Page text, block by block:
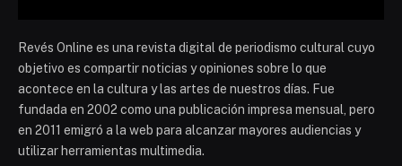
Revés Online es una revista digital de periodismo cultural cuyo
objetivo es compartir noticias y opiniones sobre lo que
acontece en la cultura y las artes de nuestros días. Fue
fundada en 2002 como una publicación impresa mensual, pero
en 2011 emigró a la web para alcanzar mayores audiencias y
utilizar herramientas multimedia.